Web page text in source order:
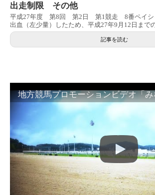
出走制限 その他
平成27年度 第8回 第2日 第1競走 8番ペイシ
出血（左少量）したため、平成27年9月12日まで
記事を読む